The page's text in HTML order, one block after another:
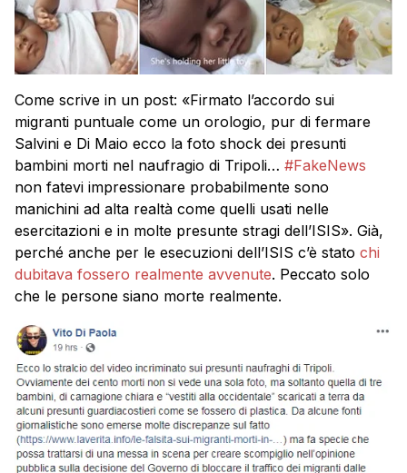
Come scrive in un post: «Firmato l’accordo sui
migranti puntuale come un orologio, pur di fermare
Salvini e Di Maio ecco la foto shock dei presunti
bambini morti nel naufragio di Tripoli… #FakeNews
non fatevi impressionare probabilmente sono
manichini ad alta realtà come quelli usati nelle
esercitazioni e in molte presunte stragi dell’ISIS». Già,
perché anche per le esecuzioni dell’ISIS c’è stato chi
dubitava fossero realmente avvenute. Peccato solo
che le persone siano morte realmente.